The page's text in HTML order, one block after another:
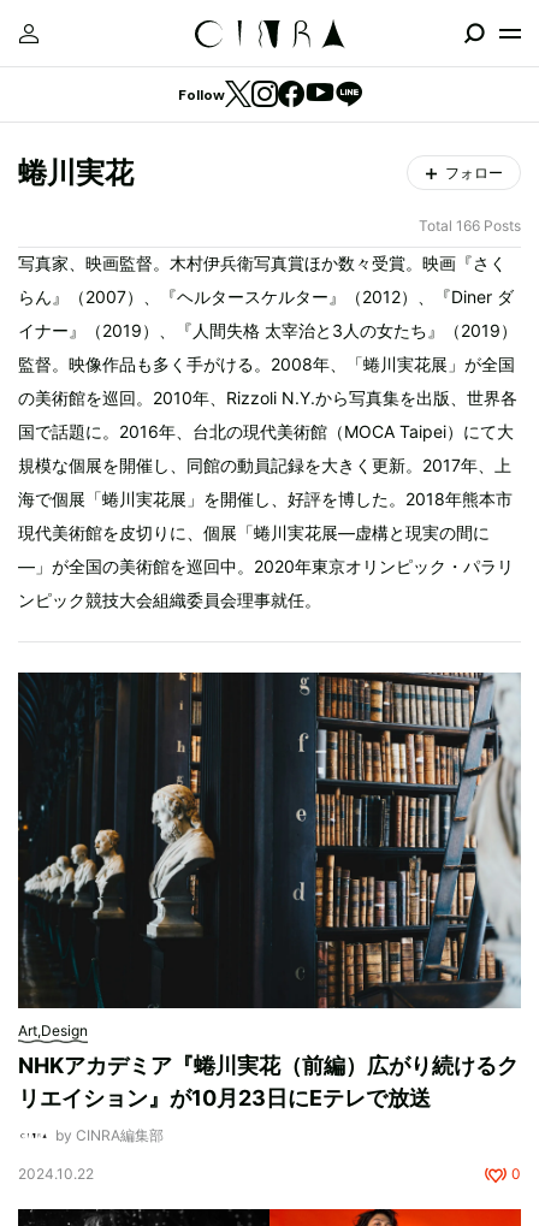
Follow
蜷川実花 フォロー
Total 166 Posts
写真家、映画監督。木村伊兵衛写真賞ほか数々受賞。映画『さく
らん』（2007）、『ヘルタースケルター』（2012）、『Diner ダ
イナー』（2019）、『人間失格 太宰治と3人の女たち』（2019）
監督。映像作品も多く手がける。2008年、「蜷川実花展」が全国
の美術館を巡回。2010年、Rizzoli N.Y.から写真集を出版、世界各
国で話題に。2016年、台北の現代美術館（MOCA Taipei）にて大
規模な個展を開催し、同館の動員記録を大きく更新。2017年、上
海で個展「蜷川実花展」を開催し、好評を博した。2018年熊本市
現代美術館を皮切りに、個展「蜷川実花展—虚構と現実の間に
—」が全国の美術館を巡回中。2020年東京オリンピック・パラリ
ンピック競技大会組織委員会理事就任。
Art,Design
NHKアカデミア『蜷川実花（前編）広がり続けるク
リエイション』が10月23日にEテレで放送
by CINRA編集部
2024.10.22 0